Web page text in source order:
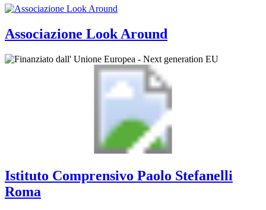
Associazione Look Around
Istituto Comprensivo Paolo Stefanelli
Roma